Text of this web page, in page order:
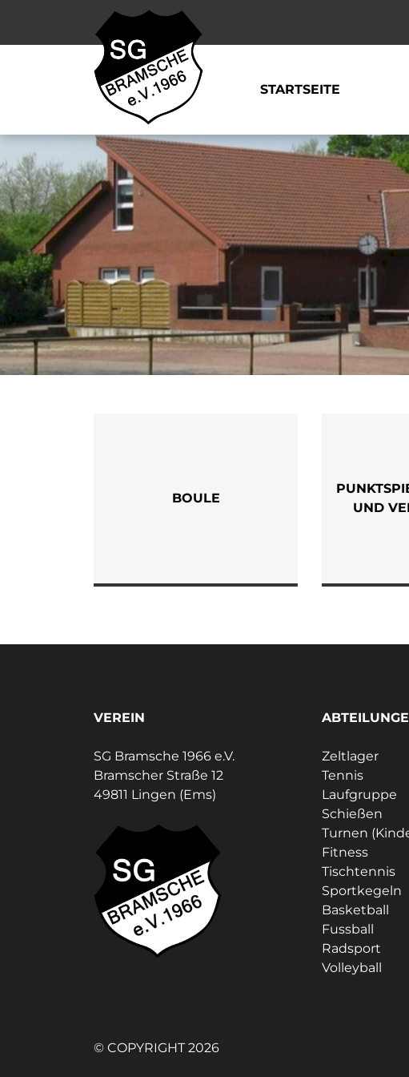
STARTSEITE
BOULE
UND
VEREIN
SG Bramsche 1966 e.V.
Bramscher Straße 12
49811 Lingen (Ems)
Zeltlager
Tennis
Laufgruppe
Schießen
Turnen
Fitness
Tischtennis
Sportkegeln
Basketball
Fussball
Radsport
Volleyball
© COPYRIGHT 2026